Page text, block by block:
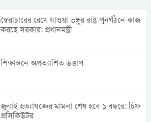
স্বৈরাচারের রেখে যাওয়া ভঙ্গুর রাষ্ট্র পুনর্গঠনে কাজ
করছে সরকার: প্রধানমন্ত্রী
শিক্ষাঙ্গনে অপ্রত্যাশিত উত্তাপ
জুলাই হত্যাযজ্ঞের মামলা শেষ হবে ১ বছরে: চিফ
প্রসিকিউটর